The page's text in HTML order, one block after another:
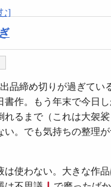
]
品締め切りが過ぎてい
書作。もう年末で今日
れるまで（これは大袈
い。でも気持ちの整理
は使わない。大きな作